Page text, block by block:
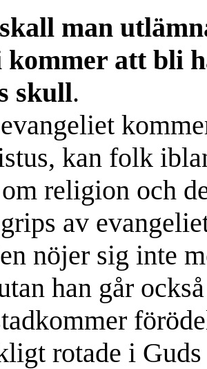
man
kommer att bli
skull.
kan folk
religion och
av
nöjer sig inte
han går
rotade i